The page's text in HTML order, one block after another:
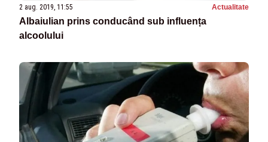
2 aug. 2019, 11:55 Actualitate
Albaiulian prins conducând sub influența
alcoolului